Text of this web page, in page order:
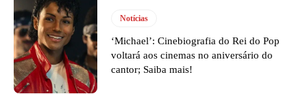
Notícias
‘Michael’: Cinebiografia do Rei do Pop
voltará aos cinemas no aniversário do
cantor; Saiba mais!